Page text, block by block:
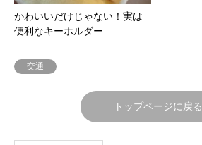
かわいいだけじゃない！実は
便利なキーホルダー
交通
トップページに戻る